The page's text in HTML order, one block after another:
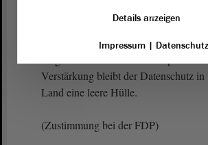
brauchen wir dringend bis zu fünf
Datenschutzstellen, die bisher im
Verstärkung bleibt der Datenschutz in
Land eine leere Hülle.
(Zustimmung bei der FDP)
Details anzeigen
Impressum| Datenschutz